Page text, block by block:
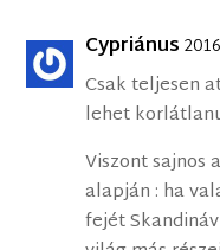
Cypriánus
Csak teljesen
lehet
Viszont sajnos
alapján : ha
fejét